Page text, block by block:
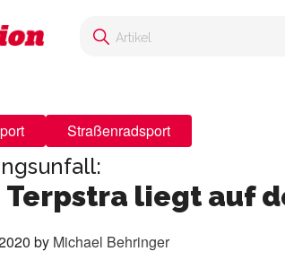
Straßenradsport
Terpstra liegt auf
by Michael Behringer